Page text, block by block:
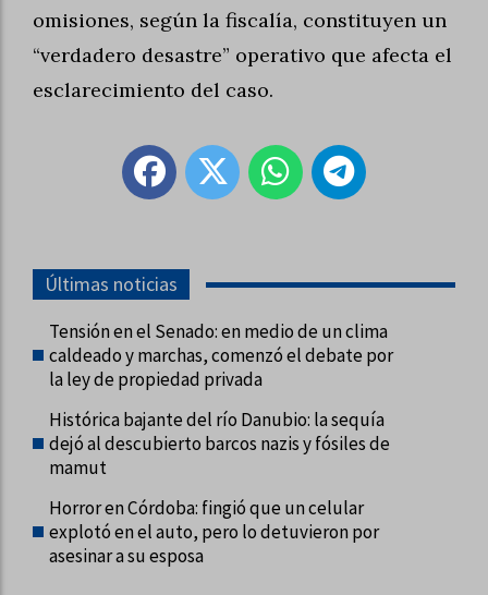
omisiones, según la fiscalía, constituyen un
“verdadero desastre” operativo que afecta el
esclarecimiento del caso.
Últimas noticias
Tensión en el Senado: en medio de un clima
caldeado y marchas, comenzó el debate por
la ley de propiedad privada
Histórica bajante del río Danubio: la sequía
dejó al descubierto barcos nazis y fósiles de
mamut
Horror en Córdoba: fingió que un celular
explotó en el auto, pero lo detuvieron por
asesinar a su esposa